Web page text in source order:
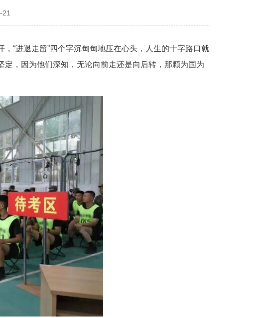
21
进退走留”四个字沉甸甸地压在心头，人生的十字路口就
，因为他们深知，无论向前走还是向后转，那颗为国为